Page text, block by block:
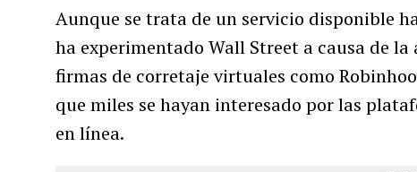
Aunque se trata de un servicio disponible
ha experimentado Wall Street a causa de la
firmas de corretaje virtuales como
que miles se hayan interesado por las
en línea.